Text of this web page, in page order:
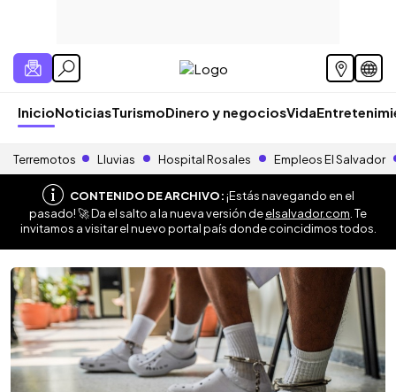
InicioNoticiasTurismoDinero y negociosVida
Terremotos Lluvias Hospital Rosales Empleos El Salvador
CONTENIDO DE ARCHIVO:¡Estás navegando en el
pasado! 🚀 Da el salto a la nueva versión deelsalvador.com . Te
invitamos a visitar el nuevo portal país donde coincidimos todos.